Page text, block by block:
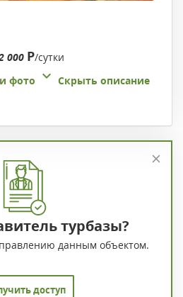
000 Р/сутки
фото
Скрыть описание
турбазы?
данным объектом.
доступ